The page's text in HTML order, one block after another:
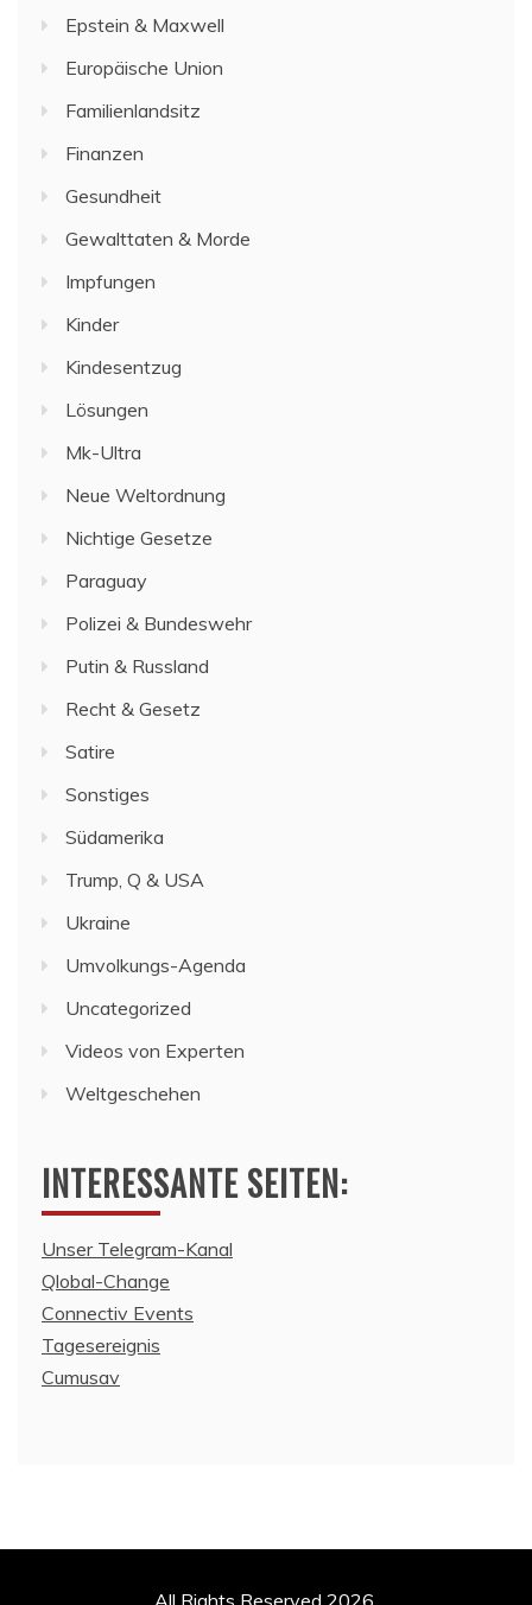
Epstein & Maxwell
Europäische Union
Familienlandsitz
Finanzen
Gesundheit
Gewalttaten & Morde
Impfungen
Kinder
Kindesentzug
Lösungen
Mk-Ultra
Neue Weltordnung
Nichtige Gesetze
Paraguay
Polizei & Bundeswehr
Putin & Russland
Recht & Gesetz
Satire
Sonstiges
Südamerika
Trump, Q & USA
Ukraine
Umvolkungs-Agenda
Uncategorized
Videos von Experten
Weltgeschehen
INTERESSANTE SEITEN:
Unser Telegram-Kanal
Qlobal-Change
Connectiv Events
Tagesereignis
Cumusav
All Rights Reserved 2026.